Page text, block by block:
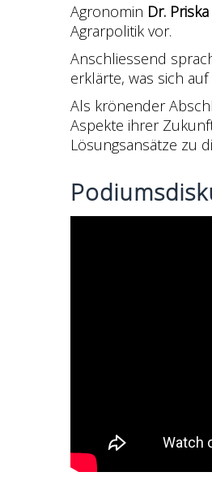
Agronomin Dr.
Agrarpolitik vor.
Anschliessend
erklärte, was sich
Als krönender
Aspekte ihrer
Lösungsansätze zu